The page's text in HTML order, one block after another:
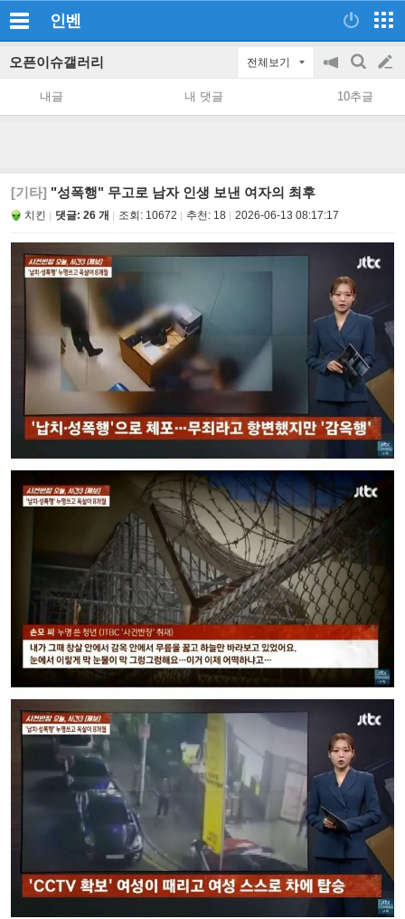
인벤
오픈이슈갤러리 전체보기
공
지
on/off
검
색
글
쓰
내글 내 댓글 10추글
[기타] "성폭행" 무고로 남자 인생 보낸 여자의 최후
치킨 댓글: 26 개 조회: 10672 추천: 18 2026-06-13 08:17:17